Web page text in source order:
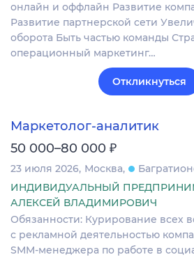
онлайн и оффлайн Развитие
Развитие партнерской сети
оборота Быть частью команды
операционный маркетинг…
Откликнуться
Маркетолог-аналитик
50 000–80 000 ₽
23 июля 2026 Москва
ИНДИВИДУАЛЬНЫЙ
АЛЕКСЕЙ ВЛАДИМИРОВИЧ
Обязанности: Курирование всех
с рекламной деятельностью
SMM-менеджера по работе в